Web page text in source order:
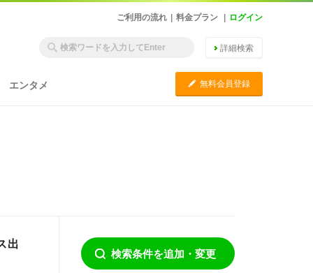
ご利用の流れ 料金プラン ログイン
詳細検索
エンタメ C 無料会員登録
出
検索条件を追加・変更